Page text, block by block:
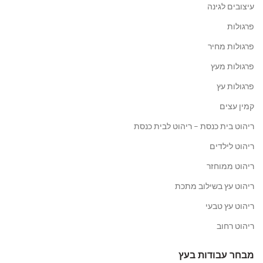
עיצובים לגינה
פרגולות
פרגולות מחיר
פרגולות מעץ
פרגולות עץ
קמין עצים
ריהוט בית כנסת – ריהוט לבית כנסת
ריהוט לילדים
ריהוט ממוחזר
ריהוט עץ בשילוב מתכת
ריהוט עץ טבעי
ריהוט רחוב
מבחר עבודות בעץ